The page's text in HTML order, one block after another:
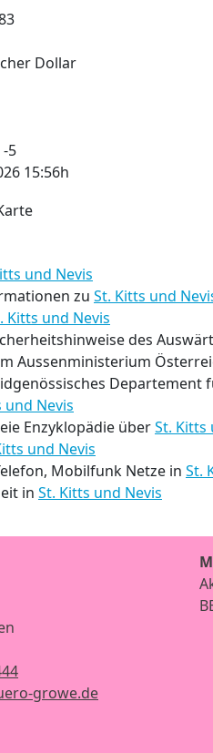
Dollar
-5
15:56h
und Nevis
zu St. Kitts und
Kitts und Nevis
des
Aussenministerium
und Nevis
Enzyklopädie überSt. Kitts
und Nevis
Mobilfunk Netze in St.
in St. Kitts und Nevis
growe.de